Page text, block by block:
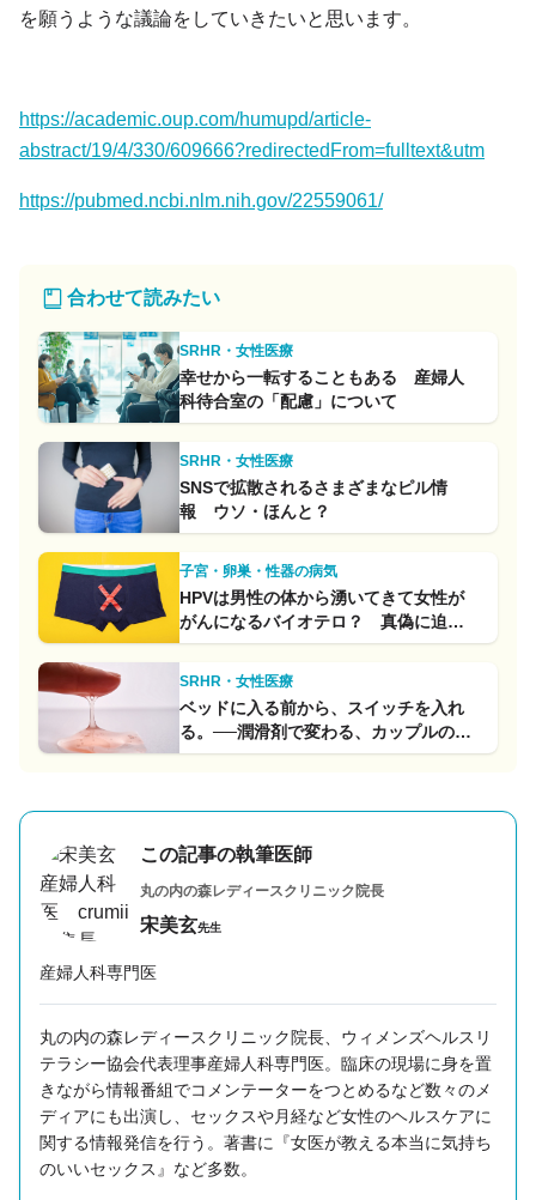
を願うような議論をしていきたいと思います。
https://academic.oup.com/humupd/article-
abstract/19/4/330/609666?redirectedFrom=fulltext&utm
https://pubmed.ncbi.nlm.nih.gov/22559061/
合わせて読みたい
SRHR・女性医療
幸せから一転することもある 産婦人
科待合室の「配慮」について
SRHR・女性医療
SNSで拡散されるさまざまなピル情
報 ウソ・ほんと？
子宮・卵巣・性器の病気
HPVは男性の体から湧いてきて女性が
がんになるバイオテロ？ 真偽に迫り
ます
SRHR・女性医療
ベッドに入る前から、スイッチを入れ
る。──潤滑剤で変わる、カップルのセ
ックス・コミュニケーション
この記事の執筆医師
丸の内の森レディースクリニック 院長
宋美玄先生
産婦人科専門医
丸の内の森レディースクリニック院長、ウィメンズヘルスリ
テラシー協会代表理事産婦人科専門医。臨床の現場に身を置
きながら情報番組でコメンテーターをつとめるなど数々のメ
ディアにも出演し、セックスや月経など女性のヘルスケアに
関する情報発信を行う。著書に『女医が教える本当に気持ち
のいいセックス』など多数。